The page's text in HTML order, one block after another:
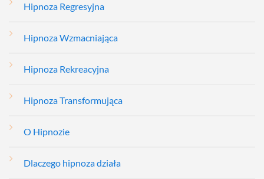
Hipnoza Regresyjna
Hipnoza Wzmacniająca
Hipnoza Rekreacyjna
Hipnoza Transformująca
O Hipnozie
Dlaczego hipnoza działa